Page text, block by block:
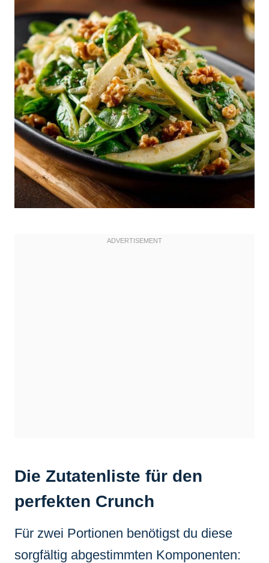
Die Zutatenliste für den
perfekten Crunch
Für zwei Portionen benötigst du diese
sorgfältig abgestimmten Komponenten: